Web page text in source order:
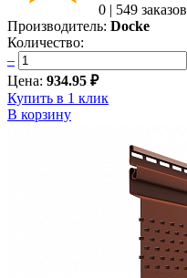
0 | 549 заказов
Производитель: Docke
Количество:
–
Цена: 934.95 ₽
Купить в 1 клик
В корзину